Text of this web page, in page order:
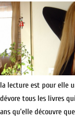
la lecture est pour elle
dévore tous les livres
ans qu’elle découvre